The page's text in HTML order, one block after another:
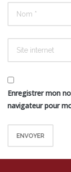
Enregistrer mon
navigateur pour